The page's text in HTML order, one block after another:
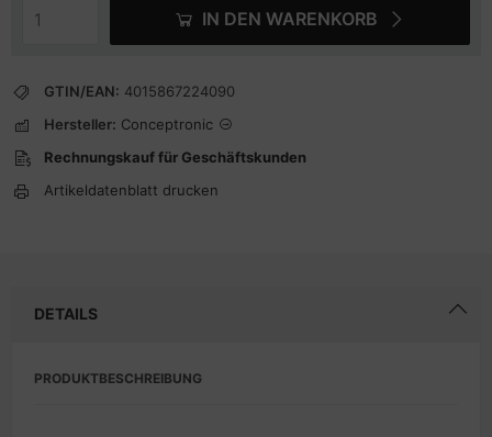
IN DEN WARENKORB
GTIN/EAN: 4015867224090
Hersteller: Conceptronic
Rechnungskauf für Geschäftskunden
Artikeldatenblatt drucken
DETAILS
PRODUKTBESCHREIBUNG